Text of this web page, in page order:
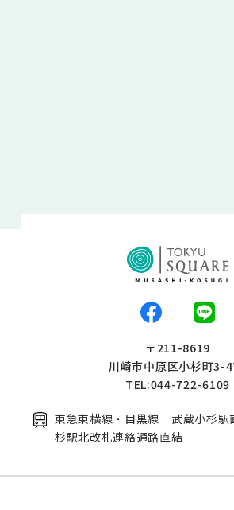
〒211-8619
川崎市中原区小杉町3-
TEL:044-722-6109
東急東横線・目黒線 武蔵小杉駅
杉駅北改札連絡通路直結